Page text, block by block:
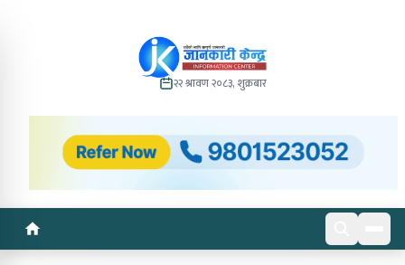
२२ श्रावण २०८३, शुक्रबार